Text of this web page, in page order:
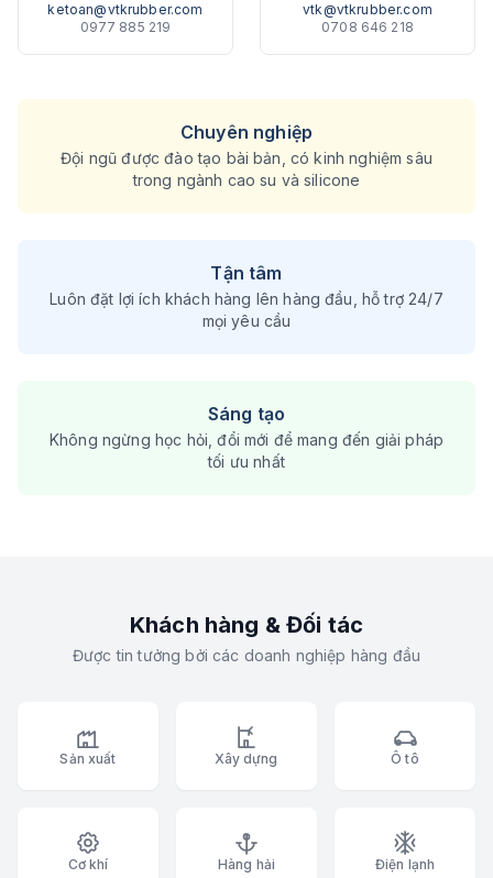
ketoan@vtkrubber.com
0977 885 219
vtk@vtkrubber.com
0708 646 218
Chuyên nghiệp
Đội ngũ được đào tạo bài bản, có kinh nghiệm sâu
trong ngành cao su và silicone
Tận tâm
Luôn đặt lợi ích khách hàng lên hàng đầu, hỗ trợ 24/7
mọi yêu cầu
Sáng tạo
Không ngừng học hỏi, đổi mới để mang đến giải pháp
tối ưu nhất
Khách hàng & Đối tác
Được tin tưởng bởi các doanh nghiệp hàng đầu
Sản xuất Xây dựng Ô tô
Cơ khí Hàng hải Điện lạnh